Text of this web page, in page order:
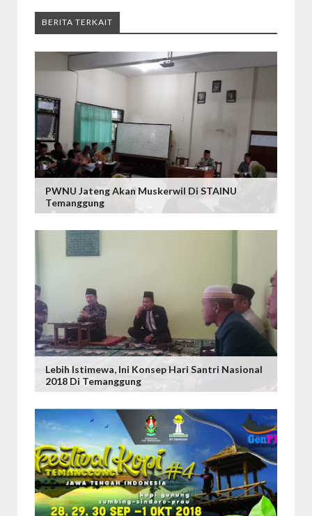
BERITA TERKAIT
PWNU Jateng Akan Muskerwil Di STAINU
Temanggung
Lebih Istimewa, Ini Konsep Hari Santri Nasional
2018 Di Temanggung